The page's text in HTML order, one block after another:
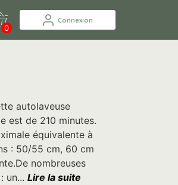
0
Connexion
autolaveuse
est de 210 minutes.
équivalente à
: 50/55 cm, 60 cm
nombreuses
un... Lire la suite